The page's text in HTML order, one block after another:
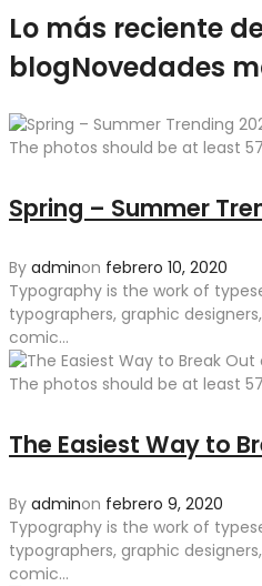
Lo más reciente
blogNovedades
The photos should be at least
Spring – Summer
By adminon febrero 10, 2020
Typography is the work of
typographers, graphic
comic...
The photos should be at least
The Easiest Way to
By adminon febrero 9, 2020
Typography is the work of
typographers, graphic
comic...